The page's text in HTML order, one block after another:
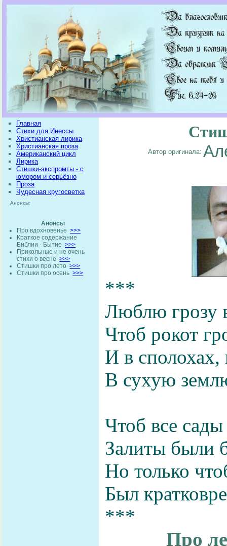
Главная
Стихи для Инессы
Христианская лирика
Христианская проза
Американский цикл
Лирика
Стишки-экспромты - с
юмором и серьёзно
Проза
Чудесная кругосветка
Анонсы:
Анонсы
Про вдохновенье >>>
Краткое содержание
Библии - Бытие >>>
Прикольные и не очень
стихи о весне >>>
Стишки про лето >>>
Стишки про осень >>>
Автор оригинала:
***
Люблю грозу
Чтоб рокот
И в сполохах,
В сухую
Чтоб все
Залиты были
Но только
Был
***
Про